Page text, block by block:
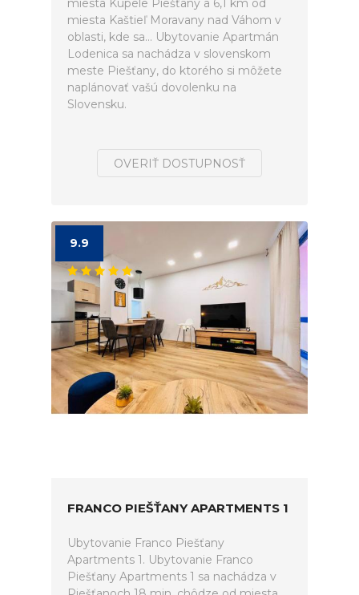
miesta Kúpele Piešťany a 6,1 km od
miesta Kaštieľ Moravany nad Váhom v
oblasti, kde sa... Ubytovanie Apartmán
Lodenica sa nachádza v slovenskom
meste Piešťany, do ktorého si môžete
naplánovať vašú dovolenku na
Slovensku.
OVERIŤ DOSTUPNOSŤ
9.9
FRANCO PIEŠŤANY APARTMENTS 1
Ubytovanie Franco Piešťany
Apartments 1. Ubytovanie Franco
Piešťany Apartments 1 sa nachádza v